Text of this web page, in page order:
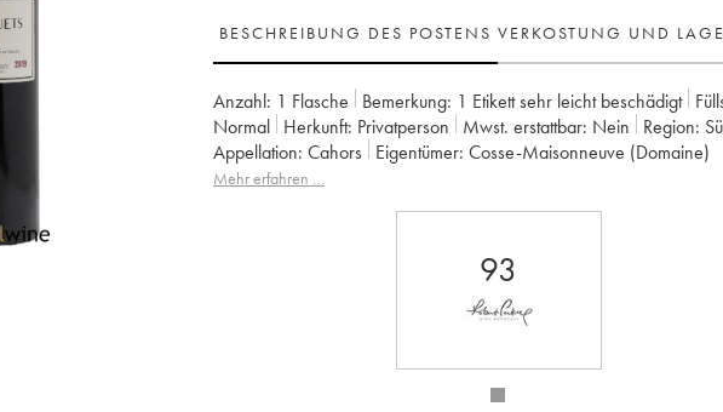
BESCHREIBUNG DES POSTENS VERKOSTUNG UND
Anzahl: 1 Flasche Bemerkung: 1 Etikett sehr leicht beschädigt
Normal
Herkunft: privatperson Mwst. erstattbar: nein Region:
Appellation:
Cahors Eigentümer: Cosse-Maisonneuve (Domaine)
Mehr erfahren …
93